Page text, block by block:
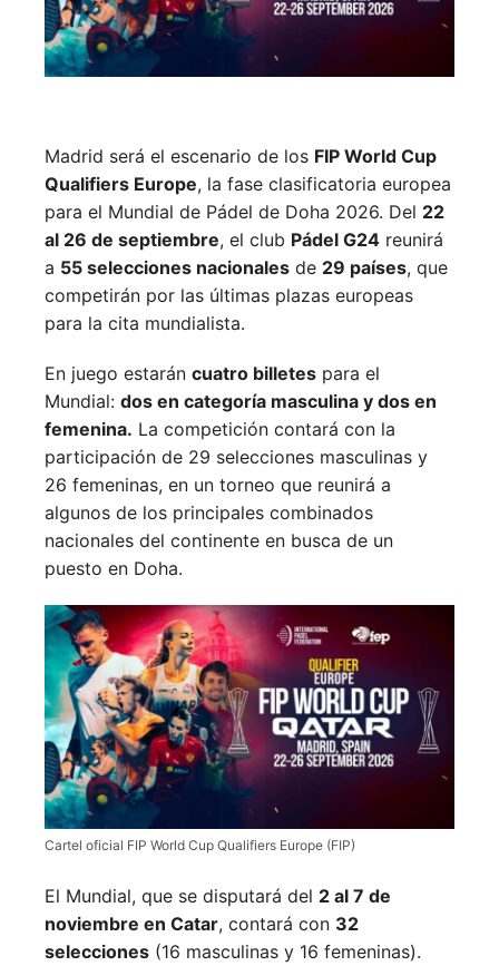
Madrid será el escenario de los FIP World Cup
Qualifiers Europe, la fase clasificatoria europea
para el Mundial de Pádel de Doha 2026. Del 22
al 26 de septiembre, el club Pádel G24 reunirá
a 55 selecciones nacionales de 29 países, que
competirán por las últimas plazas europeas
para la cita mundialista.
En juego estarán cuatro billetes para el
Mundial: dos en categoría masculina y dos en
femenina. La competición contará con la
participación de 29 selecciones masculinas y
26 femeninas, en un torneo que reunirá a
algunos de los principales combinados
nacionales del continente en busca de un
puesto en Doha.
Cartel oficial FIP World Cup Qualifiers Europe (FIP)
El Mundial, que se disputará del 2 al 7 de
noviembre en Catar, contará con 32
selecciones (16 masculinas y 16 femeninas).